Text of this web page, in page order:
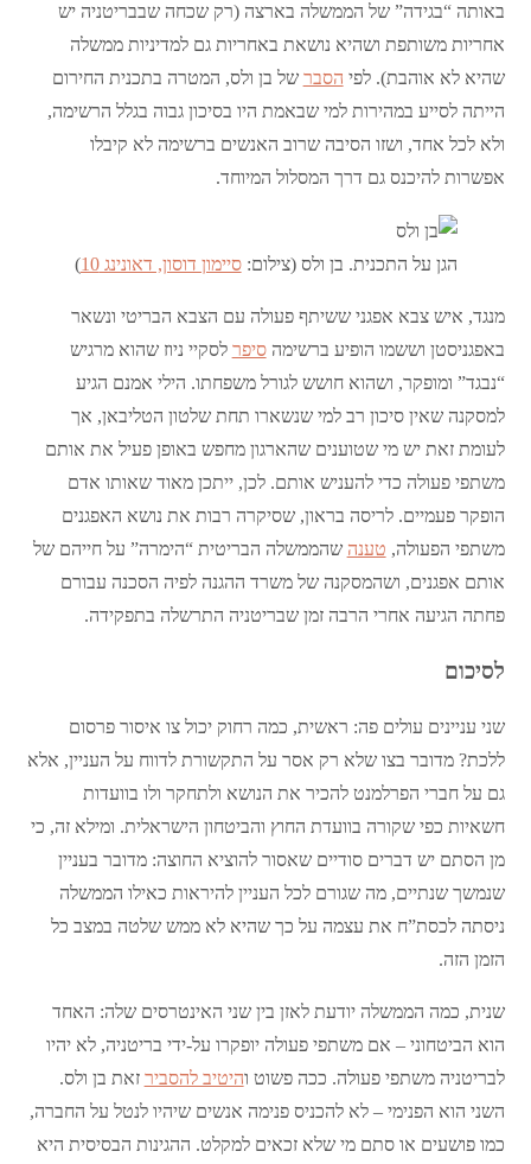
באותה “בגידה” של הממשלה בארצה (רק שכחה שבבריטניה יש
אחריות משותפת ושהיא נושאת באחריות גם למדיניות ממשלה
שהיא לא אוהבת). לפי הסבר של בן ולס, המטרה בתכנית החירום
הייתה לסייע במהירות למי שבאמת היו בסיכון גבוה בגלל הרשימה,
ולא לכל אחד, ושזו הסיבה שרוב האנשים ברשימה לא קיבלו
אפשרות להיכנס גם דרך המסלול המיוחד.
הגן על התכנית. בן ולס (צילום:סיימון דוסון, דאונינג 10 )
מנגד, איש צבא אפגני ששיתף פעולה עם הצבא הבריטי ונשאר
באפגניסטן וששמו הופיע ברשימהסיפר לסקיי ניוז שהוא מרגיש
“נבגד” ומופקר, ושהוא חושש לגורל משפחתו. הילי אמנם הגיע
למסקנה שאין סיכון רב למי שנשארו תחת שלטון הטליבאן, אך
לעומת זאת יש מי שטוענים שהארגון מחפש באופן פעיל את אותם
משתפי פעולה כדי להעניש אותם. לכן, ייתכן מאוד שאותו אדם
הופקר פעמיים. לריסה בראון, שסיקרה רבות את נושא האפגנים
משתפי הפעולה, טענה שהממשלה הבריטית “הימרה” על חייהם של
אותם אפגנים, ושהמסקנה של משרד ההגנה לפיה הסכנה עבורם
פחתה הגיעה אחרי הרבה זמן שבריטניה התרשלה בתפקידה.
לסיכום
שני עניינים עולים פה: ראשית, כמה רחוק יכול צו איסור פרסום
ללכת? מדובר בצו שלא רק אסר על התקשורת לדווח על העניין, אלא
גם על חברי הפרלמנט להכיר את הנושא ולתחקר ולו בוועדות
חשאיות כפי שקורה בוועדת החוץ והביטחון הישראלית. ומילא זה, כי
מן הסתם יש דברים סודיים שאסור להוציא החוצה: מדובר בעניין
שנמשך שנתיים, מה שגורם לכל העניין להיראות כאילו הממשלה
ניסתה לכסת”ח את עצמה על כך שהיא לא ממש שלטה במצב כל
הזמן הזה.
שנית, כמה הממשלה יודעת לאזן בין שני האינטרסים שלה: האחד
הוא הביטחוני – אם משתפי פעולה יופקרו על-ידי בריטניה, לא יהיו
לבריטניה משתפי פעולה. ככה פשוט והיטיב להסביר זאת בן ולס.
השני הוא הפנימי – לא להכניס פנימה אנשים שיהיו לנטל על החברה,
כמו פושעים או סתם מי שלא זכאים למקלט. ההגינות הבסיסית היא